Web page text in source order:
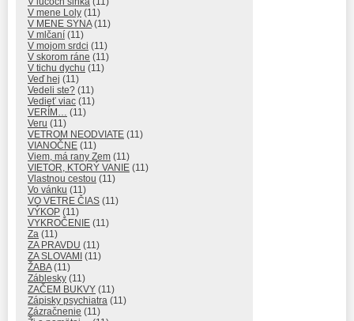
V mene Loly (11)
V MENE SYNA(11)
V mlčaní (11)
V mojom srdci (11)
V skorom ráne (11)
V tichu dychu (11)
Veď hej (11)
Vedeli ste? (11)
Vedieť viac (11)
VERÍM… (11)
Veru (11)
VETROM NEODVIATE (11)
VIANOČNE (11)
Viem, má rany Zem (11)
VIETOR, KTORÝ VANIE (11)
Vlastnou cestou (11)
Vo vánku (11)
VO VETRE ČIAS (11)
VÝKOP (11)
VYKROČENIE (11)
Za (11)
ZA PRAVDU (11)
ZA SLOVAMI (11)
ŽABA(11)
Záblesky (11)
ZAČEM BUKVY (11)
Zápisky psychiatra (11)
Zázračnenie (11)